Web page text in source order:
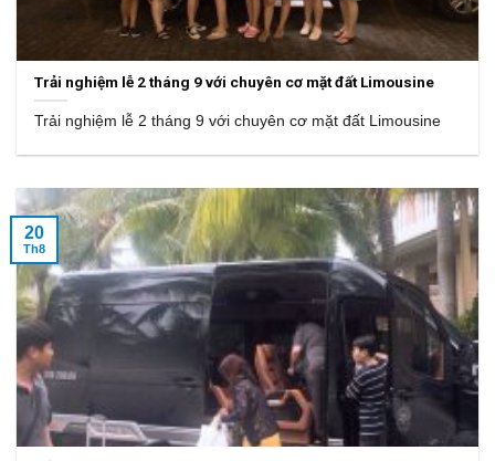
Trải nghiệm lễ 2 tháng 9 với chuyên cơ mặt đất Limousine
Trải nghiệm lễ 2 tháng 9 với chuyên cơ mặt đất Limousine
20
Th8